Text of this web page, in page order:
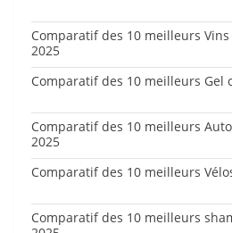
Comparatif des 10 meilleurs
2025
Comparatif des 10 meilleurs Gel
Comparatif des 10 meilleurs
2025
Comparatif des 10 meilleurs
Comparatif des 10 meilleurs